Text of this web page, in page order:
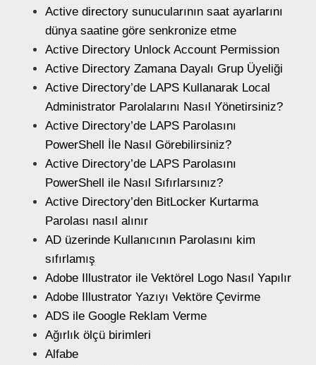
Active directory sunucularının saat ayarlarını
dünya saatine göre senkronize etme
Active Directory Unlock Account Permission
Active Directory Zamana Dayalı Grup Üyeliği
Active Directory’de LAPS Kullanarak Local
Administrator Parolalarını Nasıl Yönetirsiniz?
Active Directory’de LAPS Parolasını
PowerShell İle Nasıl Görebilirsiniz?
Active Directory’de LAPS Parolasını
PowerShell ile Nasıl Sıfırlarsınız?
Active Directory’den BitLocker Kurtarma
Parolası nasıl alınır
AD üzerinde Kullanıcının Parolasını kim
sıfırlamış
Adobe Illustrator ile Vektörel Logo Nasıl Yapılır
Adobe Illustrator Yazıyı Vektöre Çevirme
ADS ile Google Reklam Verme
Ağırlık ölçü birimleri
Alfabe